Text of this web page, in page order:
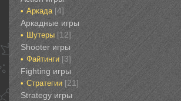
Аркада‎ [4]
Аркадные игры
Шутеры‎ [12]
‎Shooter игры
Файтинги‎ [3]
Fighting игры
Стратегии‎ [21]
Strategy игры